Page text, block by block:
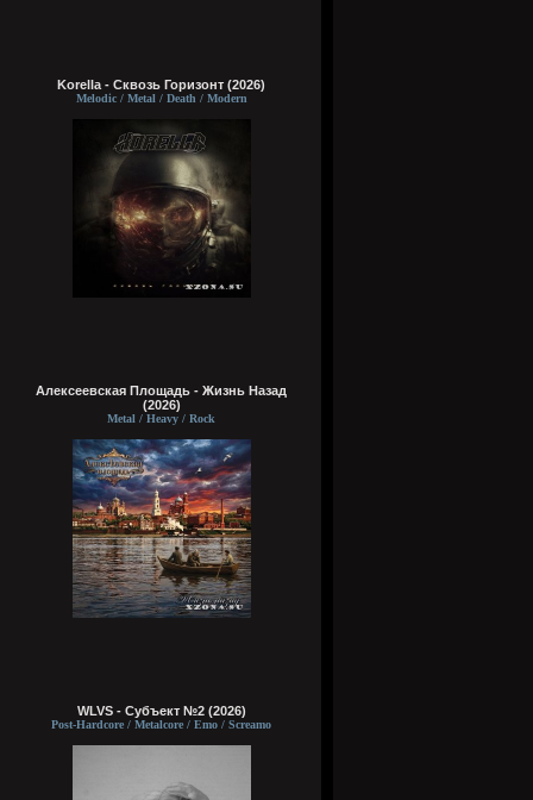
Korella - Сквозь Горизонт (2026)
Melodic / Metal / Death / Modern
Алексеевская Площадь - Жизнь Назад
(2026)
Metal / Heavy / Rock
WLVS - Субъект №2 (2026)
Post-Hardcore / Metalcore / Emo / Screamo